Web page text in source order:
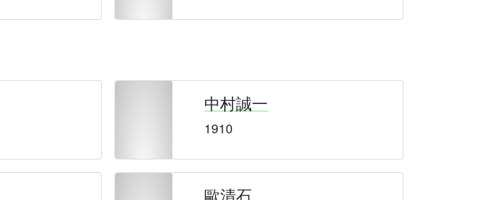
中村誠一
1910
歐清石